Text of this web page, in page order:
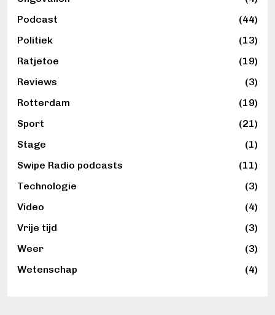
Podcast
(44)
Politiek
(13)
Ratjetoe
(19)
Reviews
(3)
Rotterdam
(19)
Sport
(21)
Stage
(1)
Swipe Radio podcasts
(11)
Technologie
(3)
Video
(4)
Vrije tijd
(3)
Weer
(3)
Wetenschap
(4)